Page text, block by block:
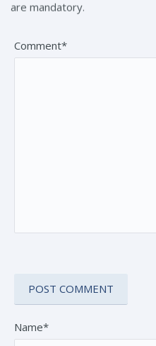
are mandatory.
Comment*
Name*